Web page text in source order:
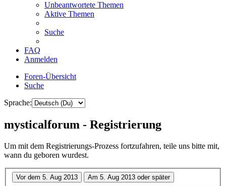
Unbeantwortete Themen
Aktive Themen
Suche
FAQ
Anmelden
Foren-Übersicht
Suche
Sprache:
mysticalforum - Registrierung
Um mit dem Registrierungs-Prozess fortzufahren, teile uns bitte mit,
wann du geboren wurdest.